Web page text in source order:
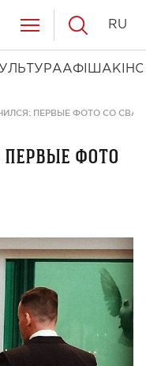
АФІША КІНО
RU
ПЕРВЫЕ ФОТО СО
фото